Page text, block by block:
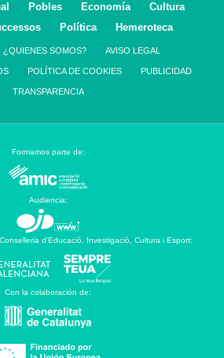
Pobles Economía
Cultura
Política Hemeroteca
¿QUIENES SOMOS? AVISO LEGAL
POLÍTICA DE COOKIES PUBLICIDAD
TRANSPARENCIA
Formamos parte de:
Audiencia:
d’Educació, Investigació, Cultura i Esport:
Con la colaboración de: